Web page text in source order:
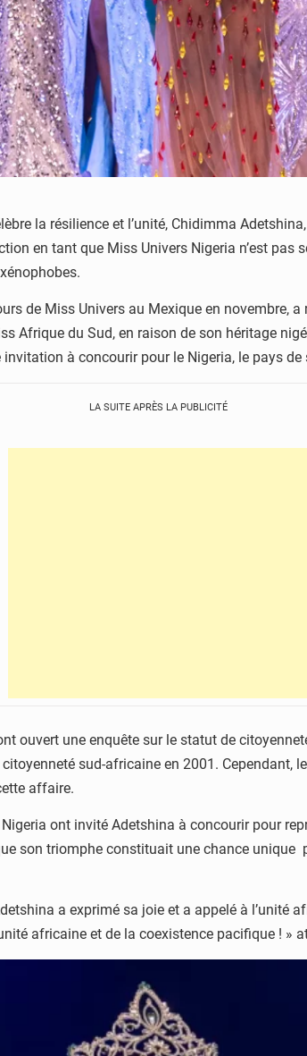
la résilience et l’unité, Chidimma
en tant que Miss Univers Nigeria n’est
de Miss Univers au Mexique en novembre,
Afrique du Sud, en raison de son héritage
à concourir pour le Nigeria, le pays de
LA SUITE APRÈS LA PUBLICITÉ
ouvert une enquête sur le statut de
sud-africaine en 2001. Cependant,
affaire.
ont invité Adetshina à concourir pour
son triomphe constituait une chance unique
a exprimé sa joie et a appelé à l’unité
africaine et de la coexistence pacifique ! »